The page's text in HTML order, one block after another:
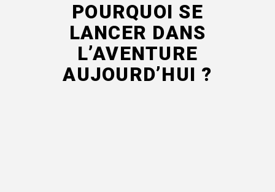
POURQUOI SE
LANCER DANS
L’AVENTURE
AUJOURD’HUI ?